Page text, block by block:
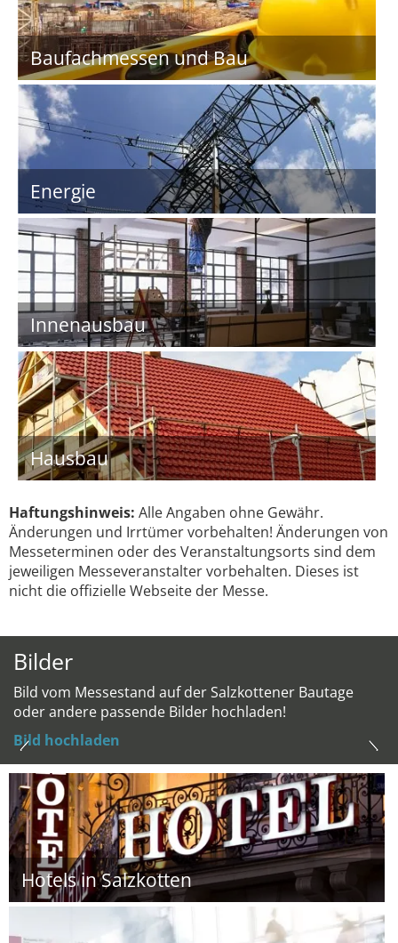
Baufachmessen und Bau
Energie
Innenausbau
Hausbau
Haftungshinweis: Alle Angaben ohne Gewähr.
Änderungen und Irrtümer vorbehalten! Änderungen von
Messeterminen oder des Veranstaltungsorts sind dem
jeweiligen Messeveranstalter vorbehalten. Dieses ist
nicht die offizielle Webseite der Messe.
Bilder
Bild vom Messestand auf der Salzkottener Bautage
oder andere passende Bilder hochladen!
Bild hochladen
Hotels in Salzkotten